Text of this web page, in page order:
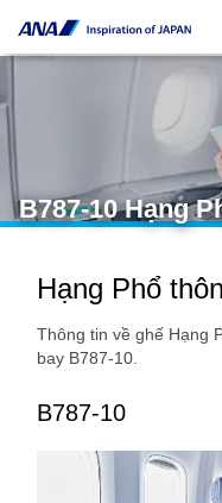
B787-10 Hạng
Hạng Phổ
Thông tin về ghế Hạng
bay B787-10.
B787-10